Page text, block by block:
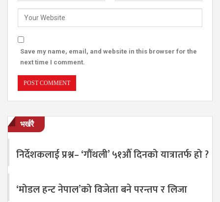
Save my name, email, and website in this browser for the
next time I comment.
भर्खरै
निर्देशकलाई प्रश्न– ‘गौँथली’ ५१औँ दिनको यात्रातर्फ हो ?
‘मोडल हन्ट नेपाल’को विजेता बने परन्तप र लिजा